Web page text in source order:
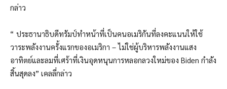
กล่าว
“ ประธานาธิบดีทรัมป์ทำหน้าที่เป็นคนอเมริกันที่ลงคะแนนให้ใช้
วาระพลังงานครั้งแรกของอเมริกา – ไม่ใช่ผู้บริหารพลังงานแสง
อาทิตย์และลมที่เศร้าที่เงินอุดหนุนการหลอกลวงใหม่ของ Biden กำลัง
สิ้นสุดลง” เคลลี่กล่าว